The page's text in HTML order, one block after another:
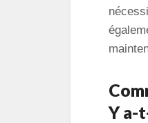
Y a-